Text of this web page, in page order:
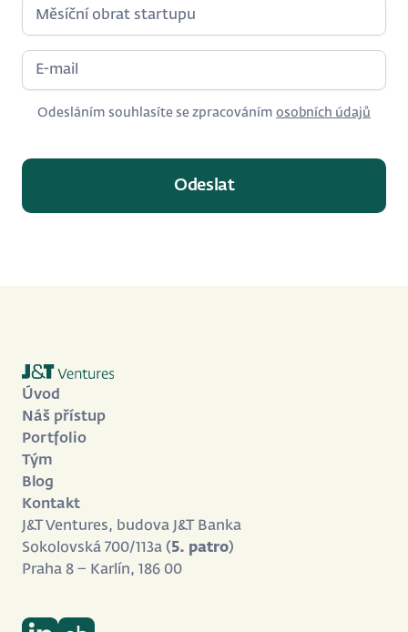
Odesláním souhlasíte se zpracováním osobních údajů
Úvod
Náš přístup
Portfolio
Tým
Blog
Kontakt
J&T Ventures, budova J&T Banka
Sokolovská 700/113a (5. patro)
Praha 8 – Karlín, 186 00